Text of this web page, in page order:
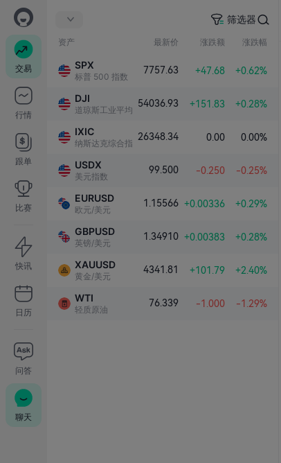
交易
行情
跟单
比赛
快讯
日历
问答
聊天
筛选器
资产 最新价 涨跌额 涨跌幅
SPX
标普 500 指数
7757.63 +47.68 +0.62%
DJI
道琼斯工业平均指数
54036.93 +151.83 +0.28%
IXIC
纳斯达克综合指数
26348.34 0.00 0.00%
USDX
美元指数
99.500 -0.250 -0.25%
EURUSD
欧元/美元
1.15566 +0.00336 +0.29%
GBPUSD
英镑/美元
1.34910 +0.00383 +0.28%
XAUUSD
黄金/美元
4341.81 +101.79 +2.40%
WTI
轻质原油
76.339 -1.000 -1.29%